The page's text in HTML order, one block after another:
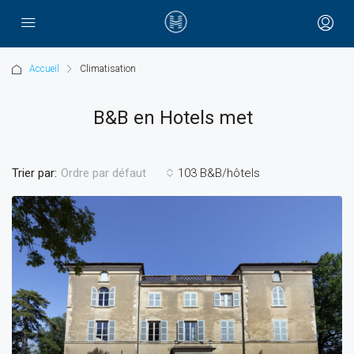
Accueil Climatisation
B&B en Hotels met
103 B&B/hôtels
Trier par: Ordre par défaut